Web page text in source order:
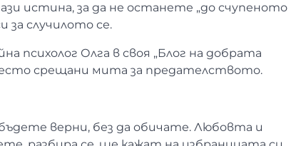
истина, за да не останете „до счупеното
за случилото се.
психолог Олга в своя „Блог на добрата
срещани мита за предателството.
верни, без да обичате. Любовта и